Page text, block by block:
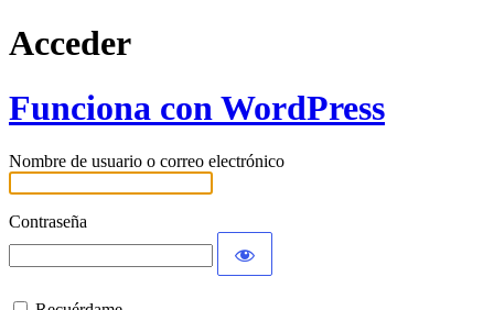
Acceder
Funciona con WordPress
Nombre de usuario o correo electrónico
Contraseña